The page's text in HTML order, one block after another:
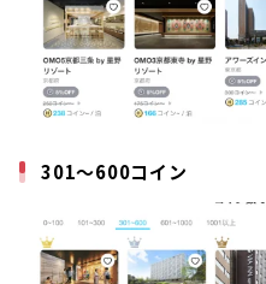
301〜600コイン